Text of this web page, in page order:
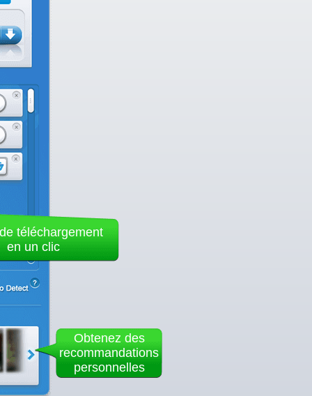
téléchargement
en un clic
Obtenez des
recommandations
personnelles